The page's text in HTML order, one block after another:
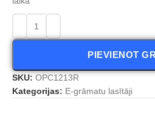
PIEVIENOT
SKU: OPC1213R
Kategorijas: E-grāmatu lasītāji